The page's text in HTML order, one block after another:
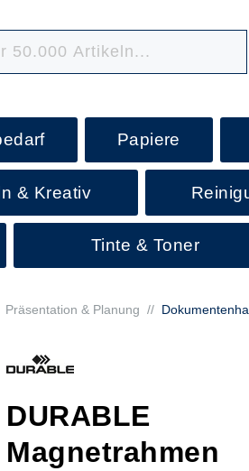
Papiere
& Kreativ
Tinte & Toner
Präsentation & Planung //
DURABLE
Magnetrahmen